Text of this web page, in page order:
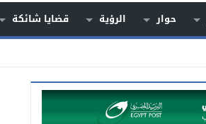
حوار الرؤية قضايا شائكة